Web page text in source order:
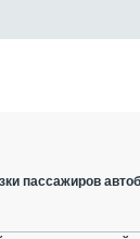
пассажиров